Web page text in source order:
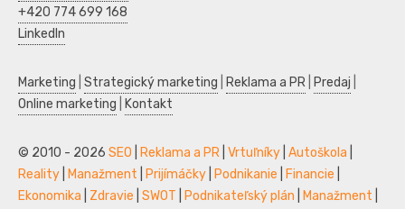
+420 774 699 168
LinkedIn
Marketing Strategický marketing Reklama a PR Predaj
Online marketing
Kontakt
© 2010 - 2026 SEO Reklama a PR Vrtuľníky Autoškola
Reality
Manažment Prijímáčky Podnikanie Financie
Ekonomika
Zdravie SWOT Podnikateľský plán Manažment